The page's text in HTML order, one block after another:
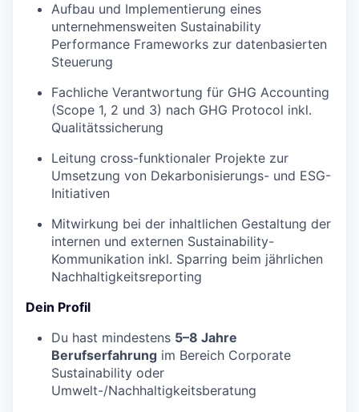
Aufbau und Implementierung eines
unternehmensweiten Sustainability
Performance Frameworks zur datenbasierten
Steuerung
Fachliche Verantwortung für GHG Accounting
(Scope 1, 2 und 3) nach GHG Protocol inkl.
Qualitätssicherung
Leitung cross-funktionaler Projekte zur
Umsetzung von Dekarbonisierungs- und ESG-
Initiativen
Mitwirkung bei der inhaltlichen Gestaltung der
internen und externen Sustainability-
Kommunikation inkl. Sparring beim jährlichen
Nachhaltigkeitsreporting
Dein Profil
Du hast mindestens 5–8 Jahre
Berufserfahrung im Bereich Corporate
Sustainability oder
Umwelt-/Nachhaltigkeitsberatung